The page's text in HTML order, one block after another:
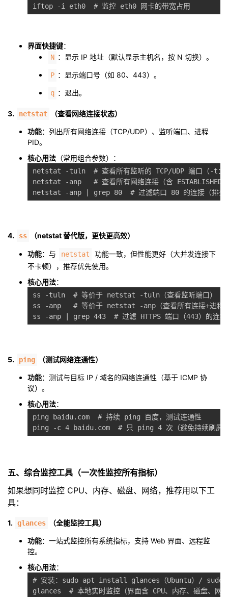
界面快捷键：
N ：显示 IP 地址（默认显示主机名，按 N 切换）。
P ：显示端口号（如 80、443）。
q ：退出。
3. netstat （查看网络连接状态）
功能：列出所有网络连接（TCP/UDP）、监听端口、进程
PID。
核心用法 （常用组合参数）：
netstat -tuln  # 查看所有监听的 TCP/UDP 端口（-t：
netstat -anp   # 查看所有网络连接（含 ESTABLISHED
4. ss （netstat 替代版，更快更高效）
功能：与 netstat
功能一致，但性能更好（大并发连接下
不卡顿），推荐优先使用。
核心用法：
ss -tuln  # 等价于 netstat -tuln（查看监听端口）
ss -anp   # 等价于 netstat -anp（查看所有连接+进程
5. ping （测试网络连通性）
功能：测试与目标 IP / 域名的网络连通性（基于 ICMP 协
议）。
核心用法：
ping baidu.com  # 持续 ping 百度，测试连通性
五、综合监控工具（一次性监控所有指标）
如果想同时监控 CPU、内存、磁盘、网络，推荐用以下工
具：
1. glances （全能监控工具）
功能：一站式监控所有系统指标，支持 Web 界面、远程监
控。
核心用法：
# 安装：sudo apt install glances（Ubuntu）/ sudo
glances # 本地实时监控（界面含 CPU、内存、磁盘、网